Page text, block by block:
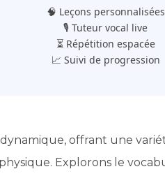
🧠 Leçons personnalisées
🎙️ Tuteur vocal live
⏳ Répétition espacée
📈 Suivi de progression
offrant une
Explorons le